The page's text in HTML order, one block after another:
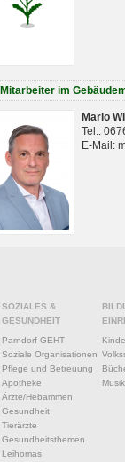
Mitarbeiter im
Mario
Tel.:
E-Mail:
SOZIALES &
GESUNDHEIT
Parndorf GEHT
Soziale Organisationen
Pflege und Betreuung
Apotheke
Ärzte/Hebammen
Gesundheit
Tierärzte
Gesundheitsthemen
Leihomas